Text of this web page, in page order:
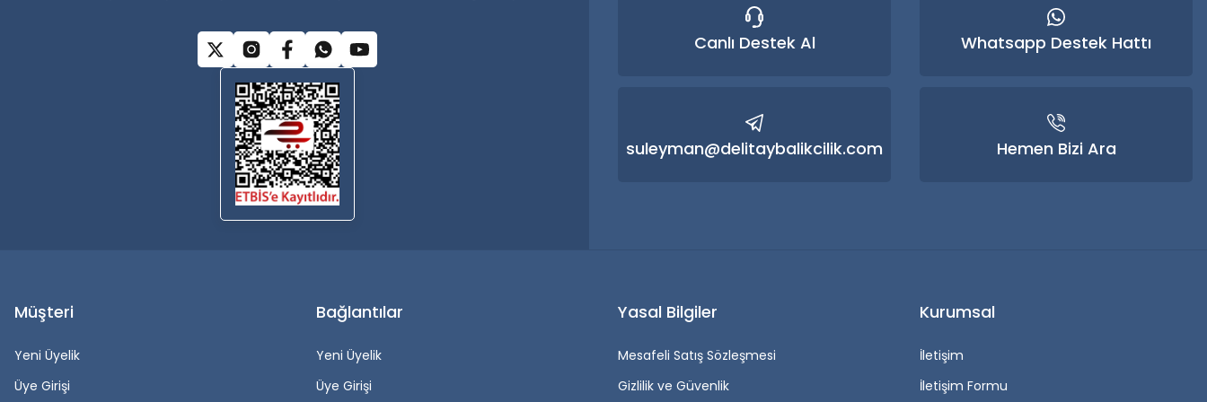
Canlı Destek Al Whatsapp Destek Hattı
suleyman@delitaybalikcilik.com Hemen Bizi Ara
Müşteri
Yeni Üyelik
Üye Girişi
Bağlantılar
Yeni Üyelik
Üye Girişi
Yasal Bilgiler
Mesafeli Satış Sözleşmesi
Gizlilik ve Güvenlik
Kurumsal
İletişim
İletişim Formu